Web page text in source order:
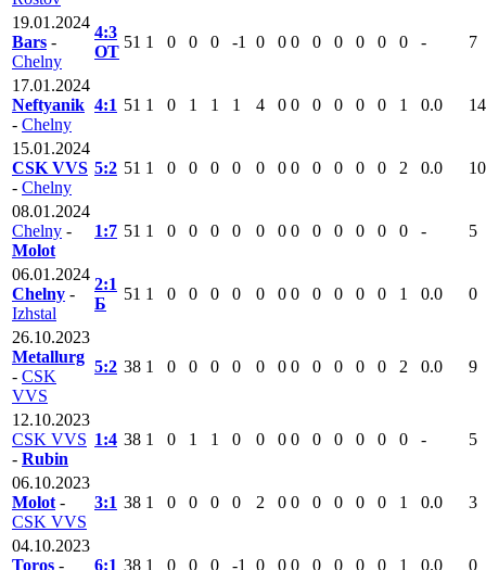
19.01.2024
Bars -
Chelny
4:3
ОТ
51 1 0 0 0 -1 0 0 0 0 0 0 0 0 - 7
17.01.2024
Neftyanik
- Chelny
4:1 51 1 0 1 1 1 4 0 0 0 0 0 0 1 0.0 14
15.01.2024
CSK VVS
- Chelny
5:2 51 1 0 0 0 0 0 0 0 0 0 0 0 2 0.0 10
08.01.2024
Chelny -
Molot
1:7 51 1 0 0 0 0 0 0 0 0 0 0 0 0 - 5
06.01.2024
Chelny -
Izhstal
2:1
Б
51 1 0 0 0 0 0 0 0 0 0 0 0 1 0.0 0
26.10.2023
Metallurg
- CSK
VVS
5:2 38 1 0 0 0 0 0 0 0 0 0 0 0 2 0.0 9
12.10.2023
CSK VVS
- Rubin
1:4 38 1 0 1 1 0 0 0 0 0 0 0 0 0 - 5
06.10.2023
Molot -
CSK VVS
3:1 38 1 0 0 0 0 2 0 0 0 0 0 0 1 0.0 3
04.10.2023
Toros -
6:1 38 1 0 0 0 -1 0 0 0 0 0 0 0 1 0.0 0